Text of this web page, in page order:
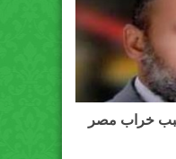
سبب خراب مصر